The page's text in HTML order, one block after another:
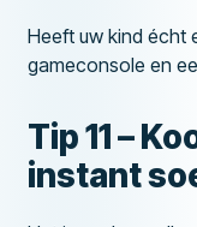
Heeft uw kind écht
gameconsole en
Tip 11 –
instant